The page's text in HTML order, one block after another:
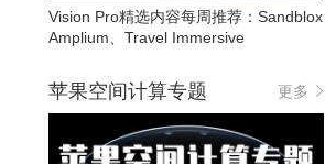
Vision Pro精选内容每周推荐：
Amplium、Travel Immersive
苹果空间计算专题 更多